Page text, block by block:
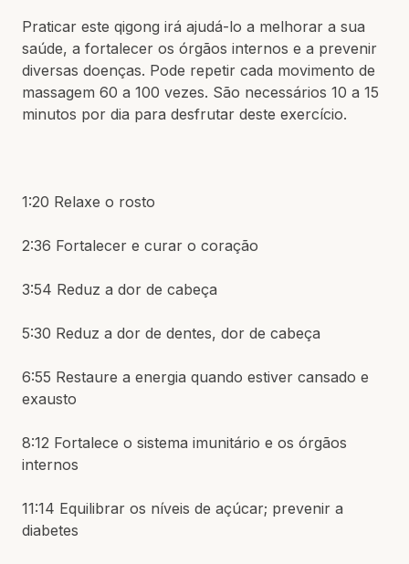
Praticar este qigong irá ajudá-lo a melhorar a sua
saúde, a fortalecer os órgãos internos e a prevenir
diversas doenças. Pode repetir cada movimento de
massagem 60 a 100 vezes. São necessários 10 a 15
minutos por dia para desfrutar deste exercício.
1:20 Relaxe o rosto
2:36 Fortalecer e curar o coração
3:54 Reduz a dor de cabeça
5:30 Reduz a dor de dentes, dor de cabeça
6:55 Restaure a energia quando estiver cansado e
exausto
8:12 Fortalece o sistema imunitário e os órgãos
internos
11:14 Equilibrar os níveis de açúcar; prevenir a
diabetes